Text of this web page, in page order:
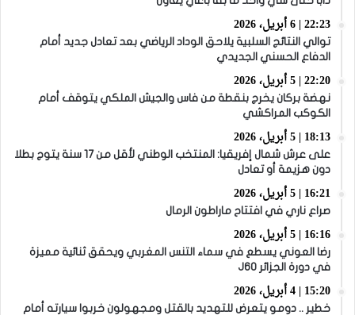
22:23 | 6 أبريل، 2026
توالي النتائج السلبية يلاحق الوداد الرياضي بعد تعادل جديد أمام
الدفاع الحسني الجديدي
22:20 | 5 أبريل، 2026
نهضة بركان يخرج بنقطة من فاس والجيش الملكي يتوقف أمام
الكوكب المراكشي
18:13 | 5 أبريل، 2026
على عرش شمال إفريقيا: المنتخب الوطني لأقل من 17 سنة يتوج بطلا
دون هزيمة أو تعادل
16:21 | 5 أبريل، 2026
صراع ناري في افتتاح ماراطون الرمال
16:16 | 5 أبريل، 2026
رضا العوني يسطع في سماء التنس المغربي ويحقق ثنائية مميزة
في دورة الجزائر J60
15:20 | 4 أبريل، 2026
خطير .. دومو يتعرض للتهديد بالقتل ومجهولون خربوا سيارته أمام